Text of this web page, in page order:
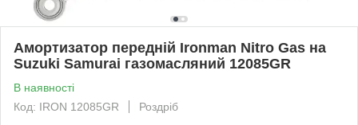
Амортизатор передній Ironman Nitro Gas на
Suzuki Samurai газомасляний 12085GR
В наявності
Код: IRON 12085GR
Роздріб